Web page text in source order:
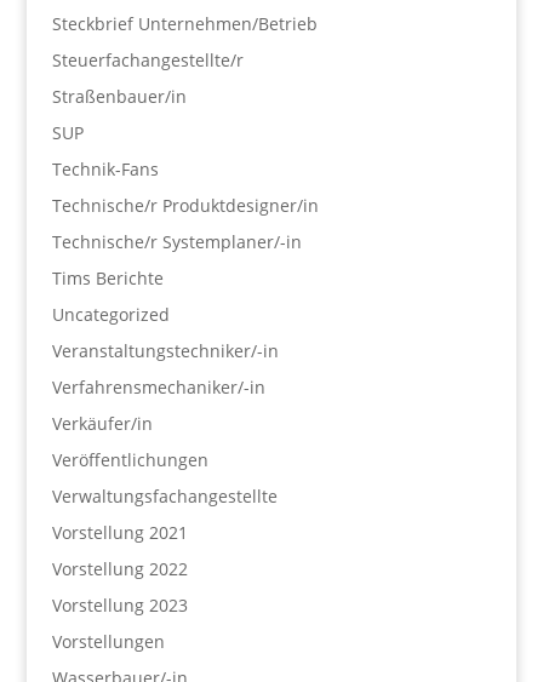
Steckbrief Unternehmen/Betrieb
Steuerfachangestellte/r
Straßenbauer/in
SUP
Technik-Fans
Technische/r Produktdesigner/in
Technische/r Systemplaner/-in
Tims Berichte
Uncategorized
Veranstaltungstechniker/-in
Verfahrensmechaniker/-in
Verkäufer/in
Veröffentlichungen
Verwaltungsfachangestellte
Vorstellung 2021
Vorstellung 2022
Vorstellung 2023
Vorstellungen
Wasserbauer/-in